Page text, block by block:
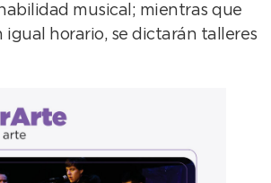
musical; mientras que
igual horario, se dictarán talleres